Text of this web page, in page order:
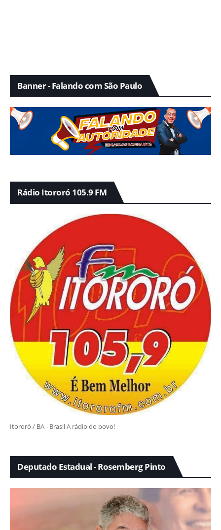
Banner - Falando com São Paulo
Rádio Itororó 105.9 FM
Itororó / BA - Brasil A rádio do povo!
Deputado Estadual - Rosemberg Pinto